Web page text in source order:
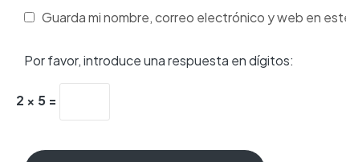
Guarda mi nombre, correo electrónico y web en
Por favor, introduce una respuesta en dígitos:
2 × 5 =